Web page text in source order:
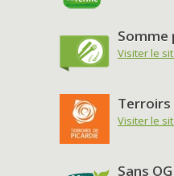
Somme
Visiter le
Terroirs
Visiter le
Sans